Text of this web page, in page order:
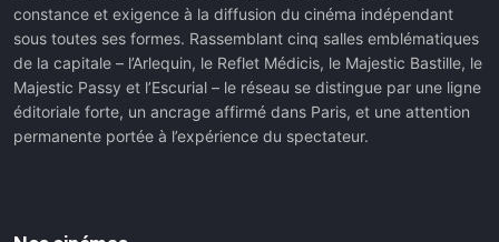
constance et exigence à la diffusion du cinéma indépendant
sous toutes ses formes. Rassemblant cinq salles emblématiques
de la capitale – l’Arlequin, le Reflet Médicis, le Majestic Bastille, le
Majestic Passy et l’Escurial – le réseau se distingue par une ligne
éditoriale forte, un ancrage affirmé dans Paris, et une attention
permanente portée à l’expérience du spectateur.